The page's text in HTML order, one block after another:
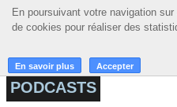
En poursuivant votre navigation
de cookies pour réaliser des
En savoir plus Accepter
En poursuivant votre navigation
de cookies pour réaliser des
En savoir plus Accepter
☰
ACCUEIL
PODCASTS